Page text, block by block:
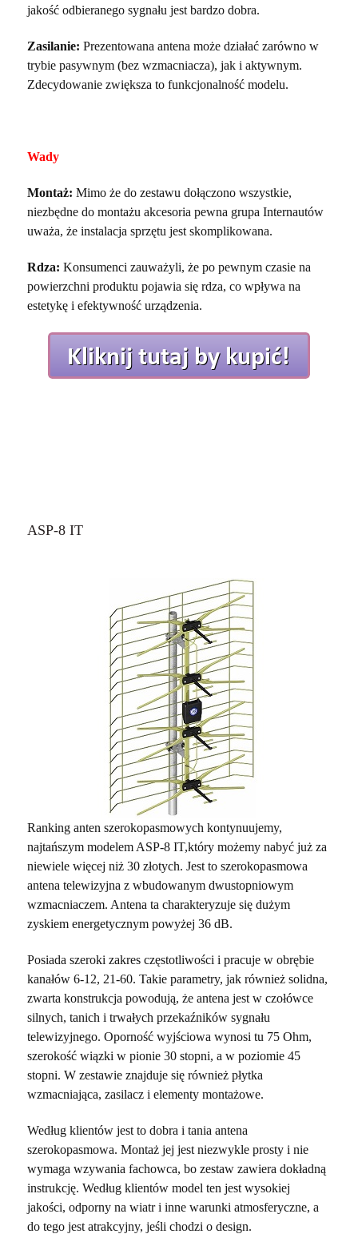
jakość odbieranego sygnału jest bardzo dobra.
Zasilanie: Prezentowana antena może działać zarówno w
trybie pasywnym (bez wzmacniacza), jak i aktywnym.
Zdecydowanie zwiększa to funkcjonalność modelu.
Wady
Montaż: Mimo że do zestawu dołączono wszystkie,
niezbędne do montażu akcesoria pewna grupa Internautów
uważa, że instalacja sprzętu jest skomplikowana.
Rdza: Konsumenci zauważyli, że po pewnym czasie na
powierzchni produktu pojawia się rdza, co wpływa na
estetykę i efektywność urządzenia.
ASP-8 IT
Ranking anten szerokopasmowych kontynuujemy,
najtańszym modelem ASP-8 IT,który możemy nabyć już za
niewiele więcej niż 30 złotych. Jest to szerokopasmowa
antena telewizyjna z wbudowanym dwustopniowym
wzmacniaczem. Antena ta charakteryzuje się dużym
zyskiem energetycznym powyżej 36 dB.
Posiada szeroki zakres częstotliwości i pracuje w obrębie
kanałów 6-12, 21-60. Takie parametry, jak również solidna,
zwarta konstrukcja powodują, że antena jest w czołówce
silnych, tanich i trwałych przekaźników sygnału
telewizyjnego. Oporność wyjściowa wynosi tu 75 Ohm,
szerokość wiązki w pionie 30 stopni, a w poziomie 45
stopni. W zestawie znajduje się również płytka
wzmacniająca, zasilacz i elementy montażowe.
Według klientów jest to dobra i tania antena
szerokopasmowa. Montaż jej jest niezwykle prosty i nie
wymaga wzywania fachowca, bo zestaw zawiera dokładną
instrukcję. Według klientów model ten jest wysokiej
jakości, odporny na wiatr i inne warunki atmosferyczne, a
do tego jest atrakcyjny, jeśli chodzi o design.